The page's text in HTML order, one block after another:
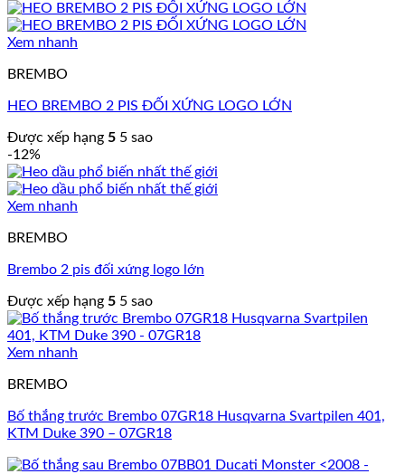
Xem nhanh
BREMBO
HEO BREMBO 2 PIS ĐỐI XỨNG LOGO LỚN
Được xếp hạng 5 5 sao
-12%
Xem nhanh
BREMBO
Brembo 2 pis đối xứng logo lớn
Được xếp hạng 5 5 sao
Xem nhanh
BREMBO
Bố thắng trước Brembo 07GR18 Husqvarna Svartpilen 401,
KTM Duke 390 – 07GR18